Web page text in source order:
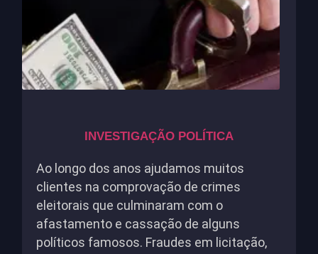
INVESTIGAÇÃO POLÍTICA
Ao longo dos anos ajudamos muitos
clientes na comprovação de crimes
eleitorais que culminaram com o
afastamento e cassação de alguns
políticos famosos. Fraudes em licitação,